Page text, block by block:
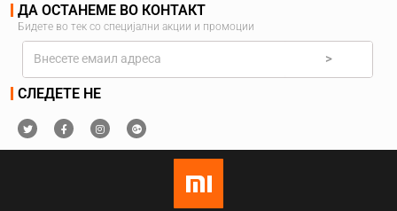
ДА ОСТАНЕМЕ ВО КОНТАКТ
Бидете во тек со специјални акции и промоции
>
СЛЕДЕТЕ НЕ